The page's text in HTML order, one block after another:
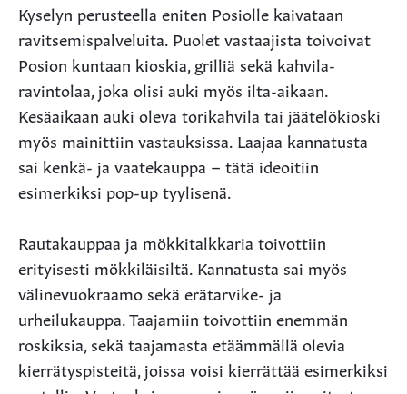
Kyselyn perusteella eniten Posiolle kaivataan
ravitsemispalveluita. Puolet vastaajista toivoivat
Posion kuntaan kioskia, grilliä sekä kahvila-
ravintolaa, joka olisi auki myös ilta-aikaan.
Kesäaikaan auki oleva torikahvila tai jäätelökioski
myös mainittiin vastauksissa. Laajaa kannatusta
sai kenkä- ja vaatekauppa – tätä ideoitiin
esimerkiksi pop-up tyylisenä.
Rautakauppaa ja mökkitalkkaria toivottiin
erityisesti mökkiläisiltä. Kannatusta sai myös
välinevuokraamo sekä erätarvike- ja
urheilukauppa. Taajamiin toivottiin enemmän
roskiksia, sekä taajamasta etäämmällä olevia
kierrätyspisteitä, joissa voisi kierrättää esimerkiksi